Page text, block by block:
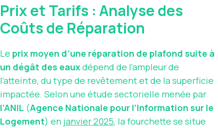
Prix et Tarifs : Analyse des
Coûts de Réparation
Le prix moyen d’une réparation de plafond suite à
un dégât des eauxdépend de l’ampleur de
l’atteinte, du type de revêtement et de la superficie
impactée. Selon une étude sectorielle menée par
l’ANIL (Agence Nationale pour l’Information sur le
Logement) en janvier 2025, la fourchette se situe